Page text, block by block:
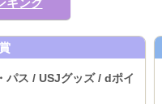
キング
パス / USJグッズ / dポイ